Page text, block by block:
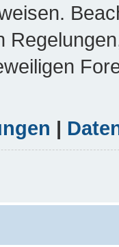
|